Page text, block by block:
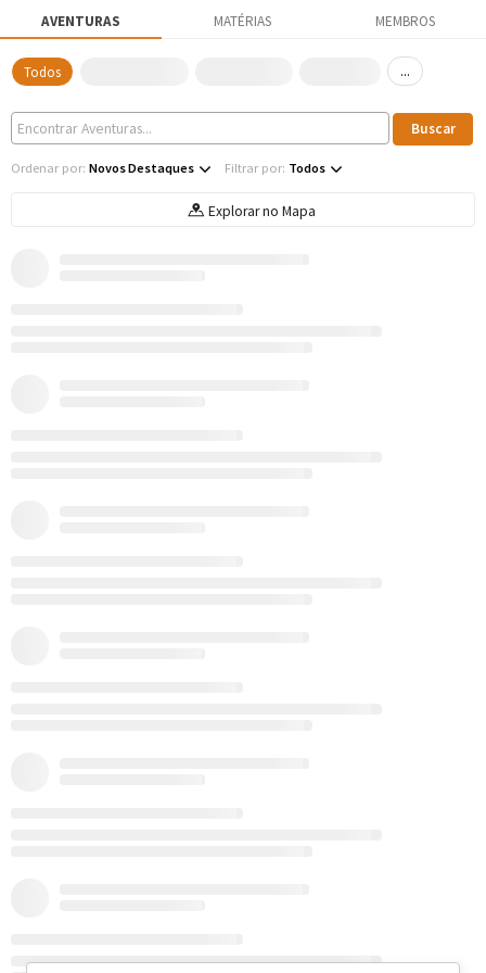
AVENTURAS MATÉRIAS MEMBROS
Todos ...
Ordenar por: Novos Destaques Filtrar por: Todos
Explorar no Mapa